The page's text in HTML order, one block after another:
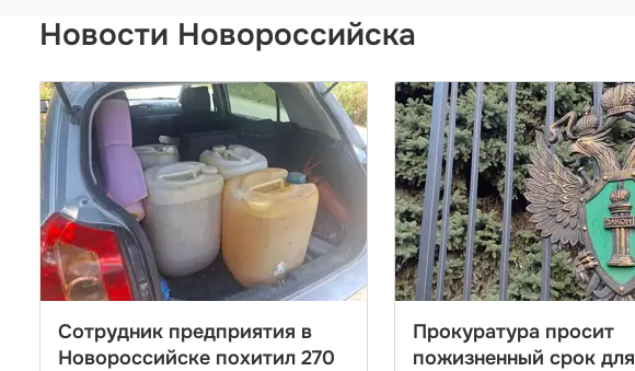
Новости Новороссийска
Сотрудник предприятия в
Новороссийске похитил 270
Прокуратура просит
пожизненный срок для